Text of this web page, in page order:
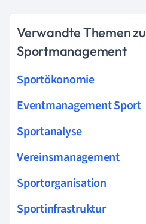
Verwandte Themen zu
Sportmanagement
Sportökonomie
Eventmanagement Sport
Sportanalyse
Vereinsmanagement
Sportorganisation
Sportinfrastruktur